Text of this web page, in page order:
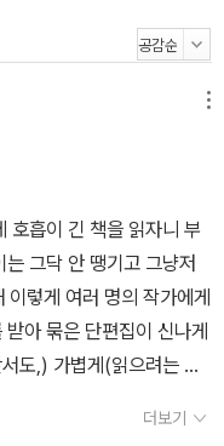
호흡이 긴 책을 읽자니 부
그닥 안 땡기고 그냥저
이렇게 여러 명의 작가에게
아 묶은 단편집이 신나게
도,) 가볍게(읽으려는 마
상... 정확히는 반찬가짓
더보기